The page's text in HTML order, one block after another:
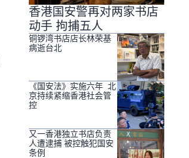
香港国安警再对两家书店
动手 拘捕五人
铜锣湾书店店长林荣基
病逝台北
《国安法》实施六年 北
京持续紧缩香港社会管
控
又一香港独立书店负责
人遭逮捕 被控触犯国安
条例